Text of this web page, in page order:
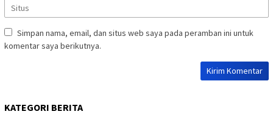
Simpan nama, email, dan situs web saya pada peramban ini untuk
komentar saya berikutnya.
KATEGORI BERITA